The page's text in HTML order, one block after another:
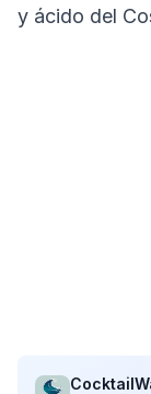
y ácido del